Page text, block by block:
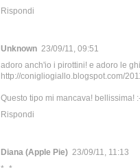
Rispondi
Unknown 23/09/11, 09:51
adoro anch'io i pirottini! e adoro le
http://conigliogiallo.blogspot.com/
Questo tipo mi mancava! bellissima!
Rispondi
Diana (Apple Pie) 23/09/11, 11:13